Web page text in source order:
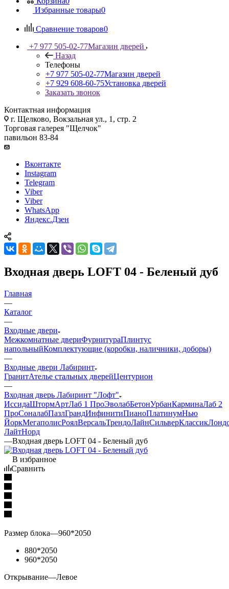
Избранные товары0
Сравнение товаров0
+7 977 505-02-77Магазин дверей
Назад
Телефоны
+7 977 505-02-77Магазин дверей
+7 929 608-60-75Установка дверей
Заказать звонок
Контактная информация
г. Щелково, Вокзальная ул., 1, стр. 2
Торговая галерея "Щелчок"
павильон 83-84
Вконтакте
Instagram
Telegram
Viber
Viber
WhatsApp
Яндекс.Дзен
Входная дверь LOFT 04 - Беленый дуб
Главная
—
Каталог
—
Входные двери
Межкомнатные двериФурнитураПлинтус
напольныйКомплектующие (коробки, наличники, доборы)
—
Входные двери Лабиринт
ГранитАтелье стальных дверейЦентурион
—
Входная дверь Лабиринт "Лофт"
ИссидаШтормАртЛаб 1 ПроЭволабБетонУрбанКарминаЛаб 2
ПроСоналабПазлГрандИнфинитиПианоПлатинумНью
ЙоркМегаполисРоялВерсальТрендоЛайнСильверКлассик
ЛайтНорд
—Входная дверь LOFT 04 - Беленый дуб
В избранное
Сравнить
Размер блока—960*2050
880*2050
960*2050
Открывание—Левое